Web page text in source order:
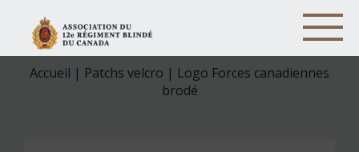
Accueil | Patchs velcro | Logo Forces canadiennes
brodé